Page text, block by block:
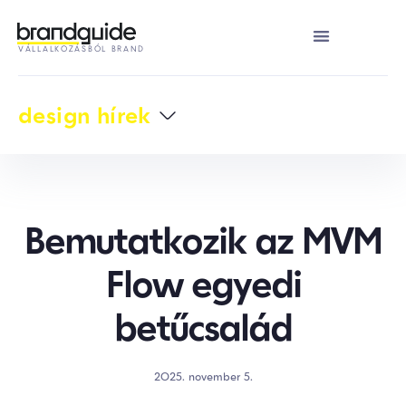
VÁLLALKOZÁSBÓL BRAND
design hírek
Bemutatkozik az MVM
Flow egyedi
betűcsalád
2025. november 5.